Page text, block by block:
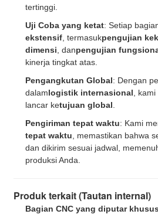
tertinggi.
Uji Coba yang ketat: Setiap
ekstensif , termasukpengujian
dimensi , danpengujian
kinerja tingkat atas.
Pengangkutan Global: Dengan
dalamlogistik internasional ,
lancar ketujuan global
Pengiriman tepat waktu: Kami
tepat waktu , memastikan bahwa
dan dikirim sesuai jadwal,
produksi Anda.
Produk terkait (Tautan internal)
Bagian CNC yang diputar khusus